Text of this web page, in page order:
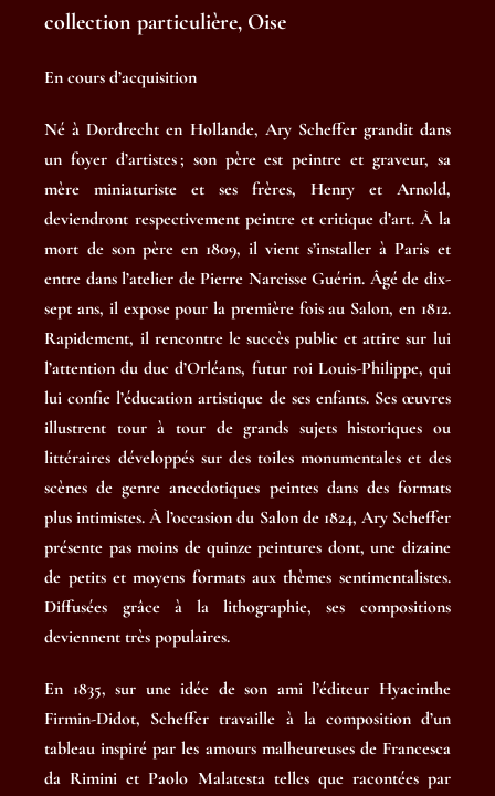
collection particulière, Oise
En cours d’acquisition
Né à Dordrecht en Hollande, Ary Scheffer grandit dans
un foyer d’artistes ; son père est peintre et graveur, sa
mère miniaturiste et ses frères, Henry et Arnold,
deviendront respectivement peintre et critique d’art. À la
mort de son père en 1809, il vient s’installer à Paris et
entre dans l’atelier de Pierre Narcisse Guérin. Âgé de dix-
sept ans, il expose pour la première fois au Salon, en 1812.
Rapidement, il rencontre le succès public et attire sur lui
l’attention du duc d’Orléans, futur roi Louis-Philippe, qui
lui confie l’éducation artistique de ses enfants. Ses œuvres
illustrent tour à tour de grands sujets historiques ou
littéraires développés sur des toiles monumentales et des
scènes de genre anecdotiques peintes dans des formats
plus intimistes. À l’occasion du Salon de 1824, Ary Scheffer
présente pas moins de quinze peintures dont, une dizaine
de petits et moyens formats aux thèmes sentimentalistes.
Diffusées grâce à la lithographie, ses compositions
deviennent très populaires.
En 1835, sur une idée de son ami l’éditeur Hyacinthe
Firmin-Didot, Scheffer travaille à la composition d’un
tableau inspiré par les amours malheureuses de Francesca
da Rimini et Paolo Malatesta telles que racontées par